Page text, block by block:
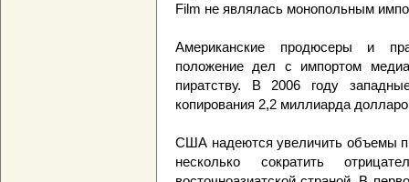
Film не являлась монопольным
Американские продюсеры и
положение дел с импортом
пиратству. В 2006 году
копирования 2,2 миллиарда
США надеются увеличить объемы
несколько сократить